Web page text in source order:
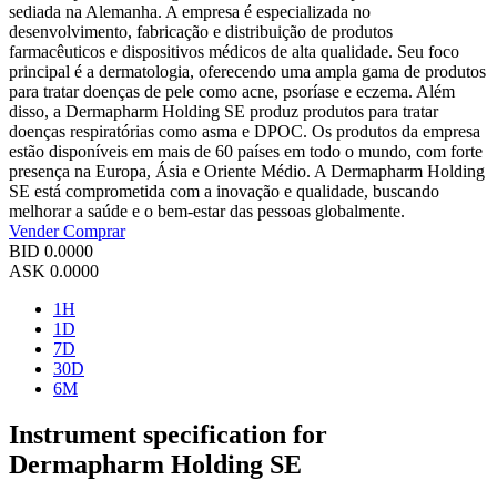
sediada na Alemanha. A empresa é especializada no
desenvolvimento, fabricação e distribuição de produtos
farmacêuticos e dispositivos médicos de alta qualidade. Seu foco
principal é a dermatologia, oferecendo uma ampla gama de produtos
para tratar doenças de pele como acne, psoríase e eczema. Além
disso, a Dermapharm Holding SE produz produtos para tratar
doenças respiratórias como asma e DPOC. Os produtos da empresa
estão disponíveis em mais de 60 países em todo o mundo, com forte
presença na Europa, Ásia e Oriente Médio. A Dermapharm Holding
SE está comprometida com a inovação e qualidade, buscando
melhorar a saúde e o bem-estar das pessoas globalmente.
VenderComprar
BID 0.0000
ASK 0.0000
1H
1D
7D
30D
6M
Instrument specification for
Dermapharm Holding SE